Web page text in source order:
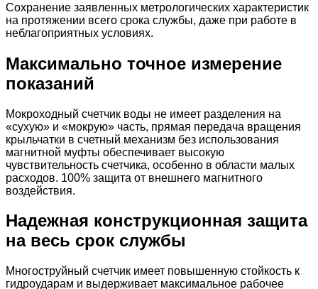
Сохранение заявленных метрологических характеристик
на протяжении всего срока службы, даже при работе в
неблагоприятных условиях.
Максимально точное измерение
показаний
Мокроходный счетчик воды не имеет разделения на
«сухую» и «мокрую» часть, прямая передача вращения
крыльчатки в счетный механизм без использования
магнитной муфты обеспечивает высокую
чувствительность счетчика, особенно в области малых
расходов. 100% защита от внешнего магнитного
воздействия.
Надежная конструкционная защита
на весь срок службы
Многоструйный счетчик имеет повышенную стойкость к
гидроударам и выдерживает максимальное рабочее